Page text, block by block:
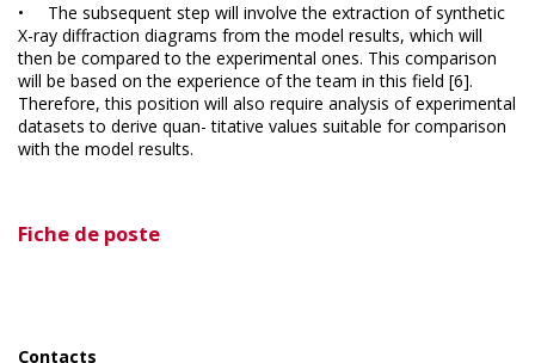
• The subsequent step will involve the extraction of synthetic
X-ray diffraction diagrams from the model results, which will
then be compared to the experimental ones. This comparison
will be based on the experience of the team in this field [6].
Therefore, this position will also require analysis of experimental
datasets to derive quan- titative values suitable for comparison
with the model results.
Fiche de poste
Contacts